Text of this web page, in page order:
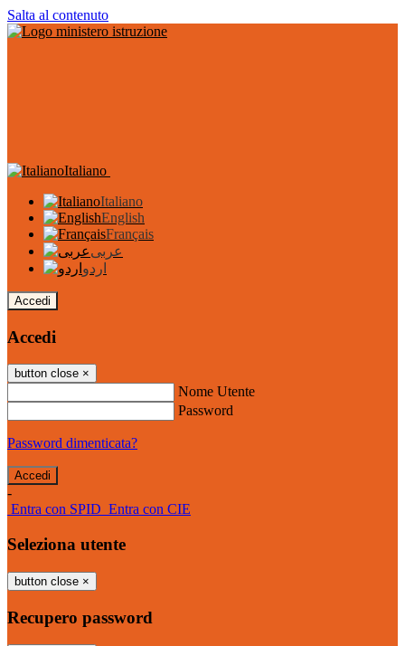
Salta al contenuto
Italiano
Italiano
English
Français
عربى
اردو
Accedi
Accedi
button close ×
Nome Utente
Password
Password dimenticata?
-
Entra con SPID Entra con CIE
Seleziona utente
button close ×
Recupero password